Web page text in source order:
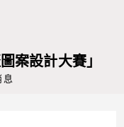
案設計大賽」
息